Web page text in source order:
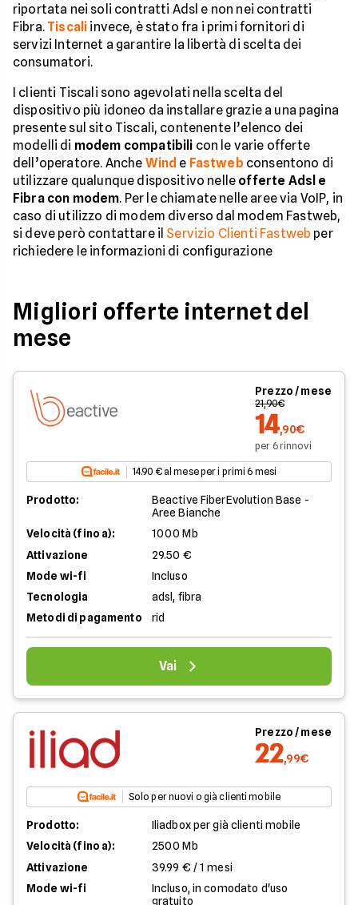
riportata nei soli contratti Adsl e non nei contratti
Fibra. Tiscali invece, è stato fra i primi fornitori di
servizi Internet a garantire la libertà di scelta dei
consumatori.
I clienti Tiscali sono agevolati nella scelta del
dispositivo più idoneo da installare grazie a una pagina
presente sul sito Tiscali, contenente l’elenco dei
modelli di modem compatibili con le varie offerte
dell’operatore. Anche Wind e Fastweb consentono di
utilizzare qualunque dispositivo nelle offerte Adsl e
Fibra con modem. Per le chiamate nelle aree via VoIP, in
caso di utilizzo di modem diverso dal modem Fastweb,
si deve però contattare il Servizio Clienti Fastweb per
richiedere le informazioni di configurazione
Migliori offerte internet del
mese
Prezzo / mese
21,90€
14,90€
per 6 rinnovi
14.90 € al mese per i primi 6 mesi
Prodotto:
Beactive FiberEvolution Base -
Aree Bianche
Velocità (fino a):
1000 Mb
Attivazione
29.50 €
Mode wi-fi
Incluso
Tecnologia
adsl, fibra
Metodi di pagamento
rid
Vai
Prezzo / mese
22,99€
Solo per nuovi o già clienti mobile
Prodotto:
Iliadbox per già clienti mobile
Velocità (fino a):
2500 Mb
Attivazione
39.99 € / 1 mesi
Mode wi-fi
Incluso, in comodato d'uso
gratuito